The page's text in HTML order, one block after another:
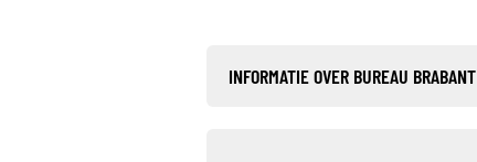
INFORMATIE OVER BUREAU BRABANT